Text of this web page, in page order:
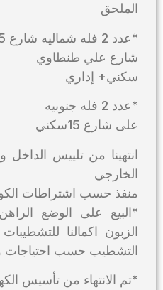
الملحق
*عدد 2 فله شماليه شارع 25
شارع علي طنطاوي
سكني+ إداري
*عدد 2 فله جنوبيه
على شارع 15سكني
انتهينا من تلييس
الخارجي
منفذ حسب اشتراطات
*البيع على الوضع
الزبون اكمالنا
التشطيب حسب احتياجات
*تم الانتهاء من تأسيس